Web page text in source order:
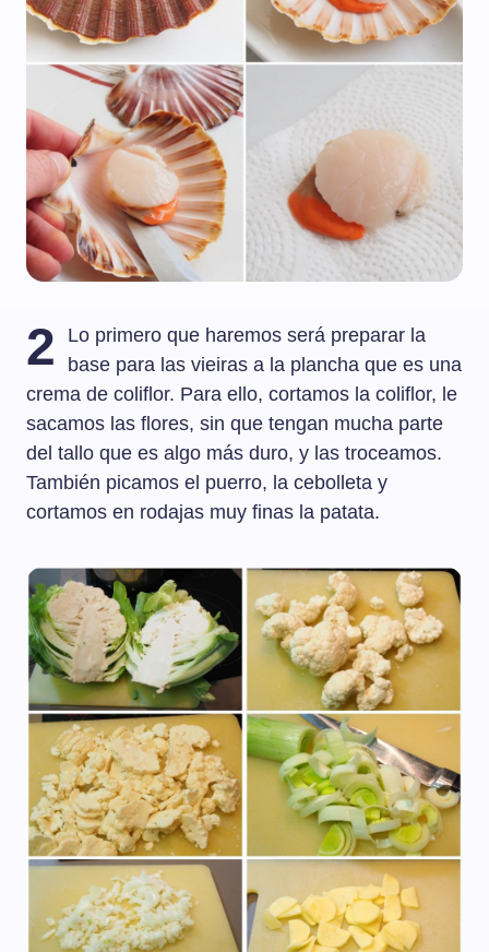
2
Lo primero que haremos será preparar la
base para las vieiras a la plancha que es una
crema de coliflor. Para ello, cortamos la coliflor, le
sacamos las flores, sin que tengan mucha parte
del tallo que es algo más duro, y las troceamos.
También picamos el puerro, la cebolleta y
cortamos en rodajas muy finas la patata.